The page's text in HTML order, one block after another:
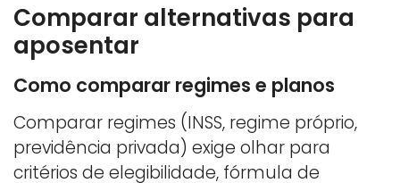
Comparar alternativas para
aposentar
Como comparar regimes e planos
Comparar regimes (INSS, regime próprio,
previdência privada) exige olhar para
critérios de elegibilidade, fórmula de